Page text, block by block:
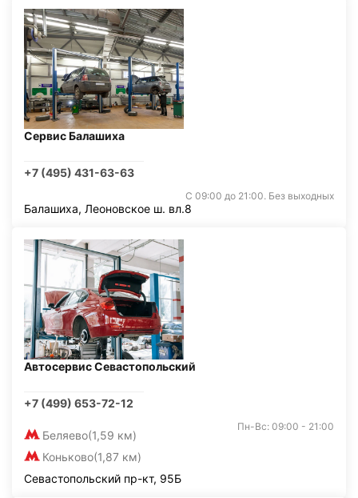
Сервис Балашиха
+7 (495) 431-63-63
С 09:00 до 21:00. Без выходных
Балашиха, Леоновское ш. вл.8
Автосервис Севастопольский
+7 (499) 653-72-12
Беляево(1,59 км)
Коньково(1,87 км)
Пн-Вс: 09:00 - 21:00
Севастопольский пр-кт, 95Б